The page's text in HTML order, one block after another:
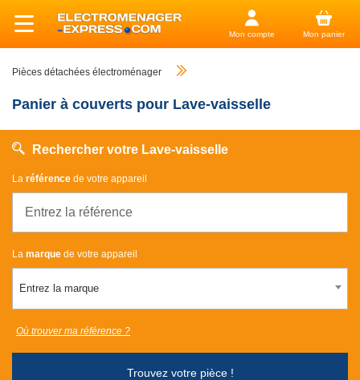
Mon compte Mon panier
Pièces détachées électroménager
Panier à couverts pour Lave-vaisselle
Rechercher votre Lave-vaisselle
La référence de votre appareil
La marque de votre appareil
Entrez la marque
Trouvez votre pièce !
Où trouver ma référence ?